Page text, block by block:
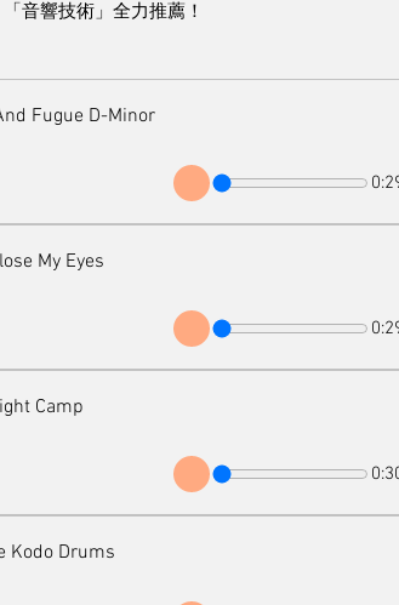
音響技術」全力推薦！
Fugue D-Minor
My Eyes
Camp
Kodo Drums